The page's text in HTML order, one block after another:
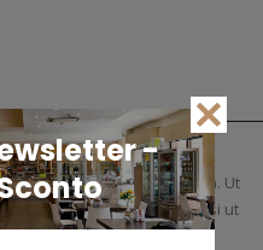
et dolore magna aliqua. Ut
ullamco laboris nisi ut
-